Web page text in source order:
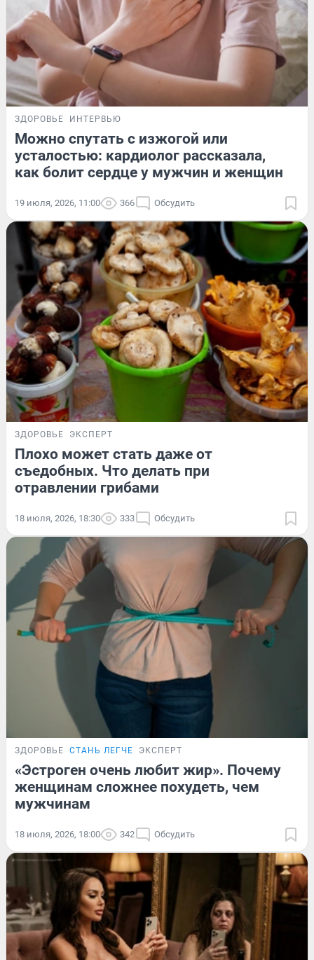
ЗДОРОВЬЕ ИНТЕРВЬЮ
Можно спутать с изжогой или
усталостью: кардиолог рассказала,
как болит сердце у мужчин и женщин
19 июля, 2026, 11:00 366 Обсудить
ЗДОРОВЬЕ ЭКСПЕРТ
Плохо может стать даже от
съедобных. Что делать при
отравлении грибами
18 июля, 2026, 18:30 333 Обсудить
ЗДОРОВЬЕ СТАНЬ ЛЕГЧЕ ЭКСПЕРТ
«Эстроген очень любит жир». Почему
женщинам сложнее похудеть, чем
мужчинам
18 июля, 2026, 18:00 342 Обсудить